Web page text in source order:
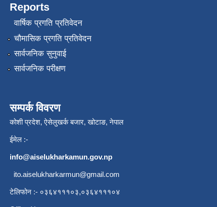
Reports
वार्षिक प्रगति प्रतिवेदन
चौमासिक प्रगति प्रतिवेदन
सार्वजनिक सुनुवाई
सार्वजनिक परीक्षण
सम्पर्क विवरण
कोशी प्रदेश, ऐसेलुखर्क बजार, खोटाङ, नेपाल
ईमेल :-
info@aiselukharkamun.gov.np
ito.aiselukharkarmun@gmail.com
टेलिफोन :- ०३६४१११०३,०३६४१११०४